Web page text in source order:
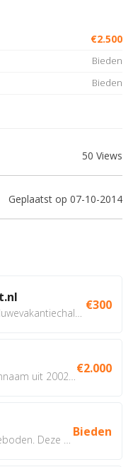
€2.500
Bieden
Bieden
50 Views
Geplaatst op 07-10-2014
€300
€2.000
Bieden